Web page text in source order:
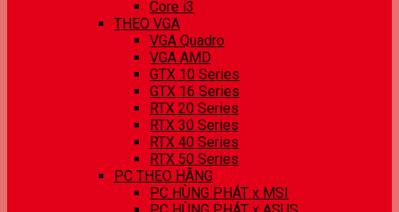
Core i3
THEO VGA
VGA Quadro
VGA AMD
GTX 10 Series
GTX 16 Series
RTX 20 Series
RTX 30 Series
RTX 40 Series
RTX 50 Series
PC THEO HÃNG
PC HÙNG PHÁT x MSI